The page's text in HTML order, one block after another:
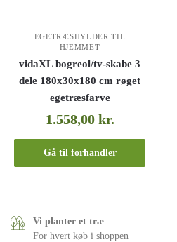
EGETRÆSHYLDER TIL
HJEMMET
vidaXL bogreol/tv-skabe 3
dele 180x30x180 cm røget
egetræsfarve
1.558,00 kr.
Gå til forhandler
Vi planter et træ
For hvert køb i shoppen